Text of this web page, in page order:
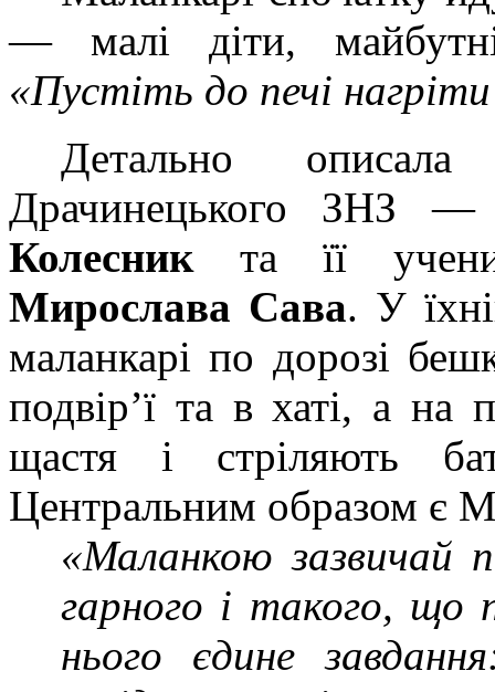
— малі діти,
«Пустіть до печі нагріти
Детально
Драчинецького ЗНЗ —
Колесникта її
Мирослава Сава. У
маланкарі по дорозі
подвір’ї та в хаті, а
щастя і стріляють
Центральним образом є
«Маланкою зазвичай
гарного і такого, що
нього єдине